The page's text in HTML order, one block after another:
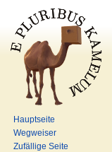
Hauptseite
Wegweiser
Zufällige Seite